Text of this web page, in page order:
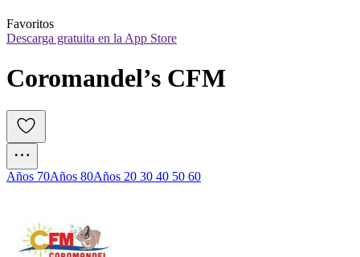
Favoritos
Descarga gratuita en la App Store
Coromandel’s CFM
Años 70Años 80Años 20 30 40 50 60